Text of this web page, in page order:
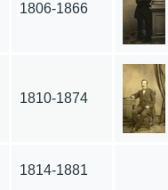
1806-1866
1810-1874
1814-1881